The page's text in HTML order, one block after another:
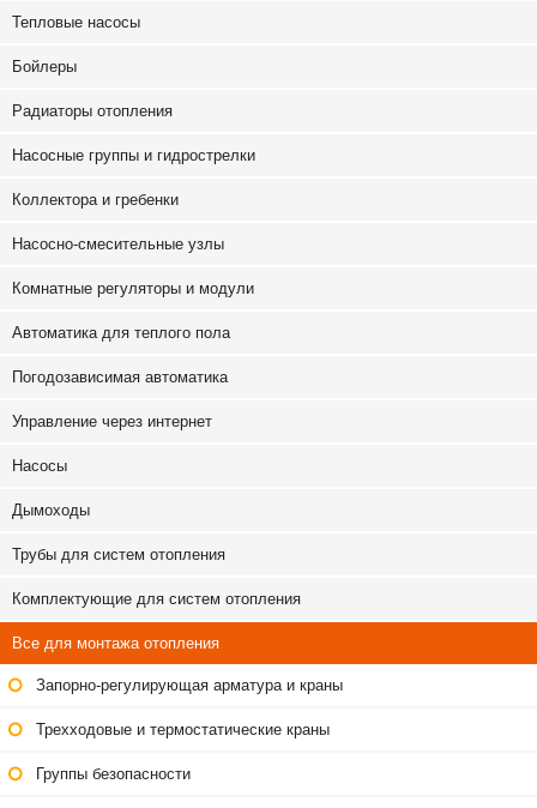
Тепловые насосы
Бойлеры
Радиаторы отопления
Насосные группы и гидрострелки
Коллектора и гребенки
Насосно-смесительные узлы
Комнатные регуляторы и модули
Автоматика для теплого пола
Погодозависимая автоматика
Управление через интернет
Насосы
Дымоходы
Трубы для систем отопления
Комплектующие для систем отопления
Все для монтажа отопления
Запорно-регулирующая арматура и краны
Трехходовые и термостатические краны
Группы безопасности